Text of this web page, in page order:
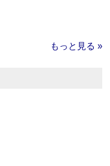
もっと見る »